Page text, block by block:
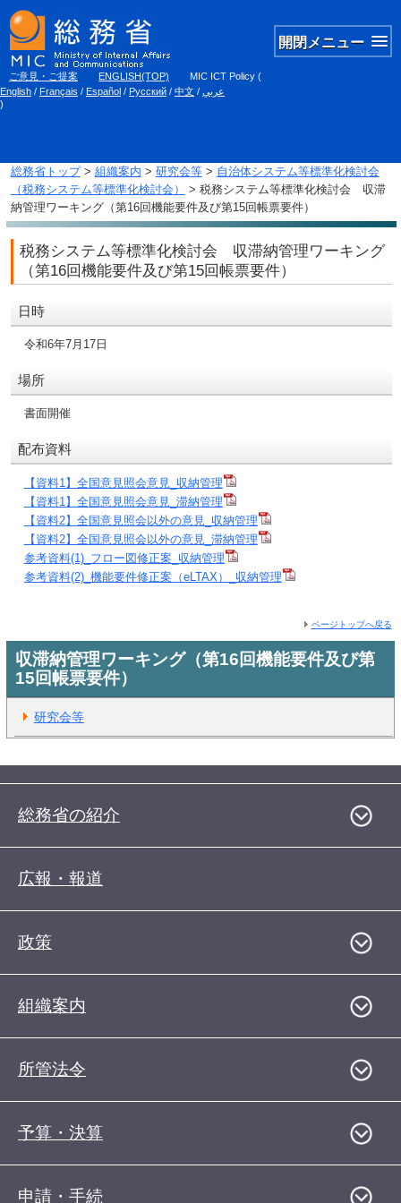
開閉メニュー
ご意見・ご提案 ENGLISH(TOP) MIC ICT Policy (
English / Français / Español / Русский / 中文 / عربي
)
総務省トップ> 組織案内 > 研究会等> 自治体システム等標準化検討会
（税務システム等標準化検討会）
> 税務システム等標準化検討会 収滞
納管理ワーキング（第16回機能要件及び第15回帳票要件）
税務システム等標準化検討会 収滞納管理ワーキング
（第16回機能要件及び第15回帳票要件）
日時
令和6年7月17日
場所
書面開催
配布資料
【資料1】全国意見照会意見_収納管理
【資料1】全国意見照会意見_滞納管理
【資料2】全国意見照会以外の意見_収納管理
【資料2】全国意見照会以外の意見_滞納管理
参考資料(1)_フロー図修正案_収納管理
参考資料(2)_機能要件修正案（eLTAX）_収納管理
ページトップへ戻る
収滞納管理ワーキング（第16回機能要件及び第
15回帳票要件）
研究会等
総務省の紹介
広報・報道
政策
組織案内
所管法令
予算・決算
申請・手続